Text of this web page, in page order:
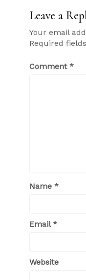
Leave a
Your email
Required
Comment *
Name *
Email*
Website